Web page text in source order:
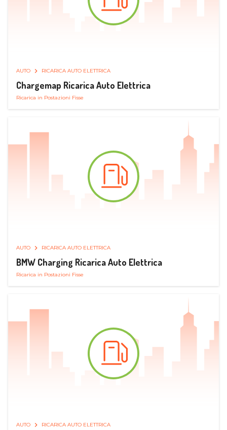
AUTO RICARICA AUTO ELETTRICA
Chargemap Ricarica Auto Elettrica
Ricarica in Postazioni Fisse
AUTO RICARICA AUTO ELETTRICA
BMW Charging Ricarica Auto Elettrica
Ricarica in Postazioni Fisse
AUTO RICARICA AUTO ELETTRICA